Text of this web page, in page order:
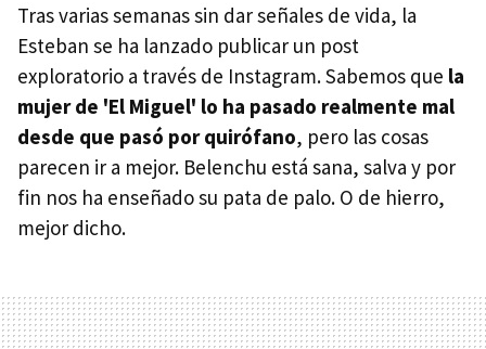
Tras varias semanas sin dar señales de vida, la
Esteban se ha lanzado publicar un post
exploratorio a través de Instagram. Sabemos que la
mujer de 'El Miguel' lo ha pasado realmente mal
desde que pasó por quirófano, pero las cosas
parecen ir a mejor. Belenchu está sana, salva y por
fin nos ha enseñado su pata de palo. O de hierro,
mejor dicho.